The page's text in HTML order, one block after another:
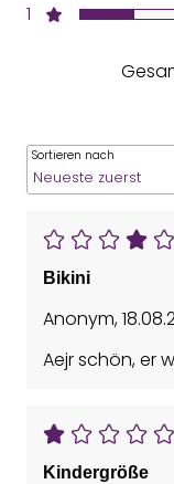
1
Sortieren nach
Bikini
Anonym,
Aejr schön, er
Kindergröße